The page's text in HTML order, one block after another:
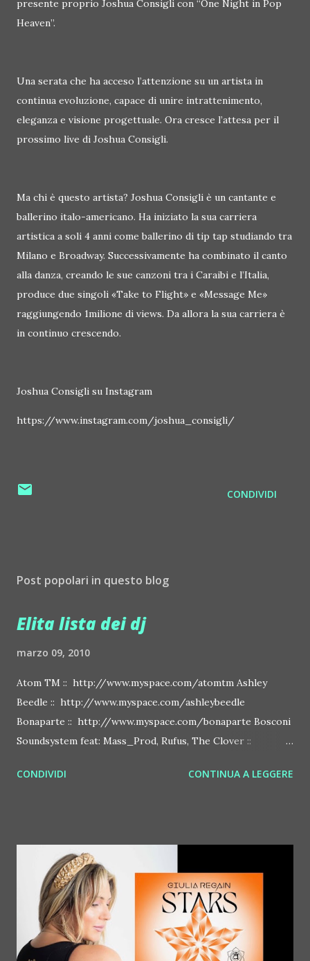
presente proprio Joshua Consigli con “One Night in Pop
Heaven”.
Una serata che ha acceso l’attenzione su un artista in
continua evoluzione, capace di unire intrattenimento,
eleganza e visione progettuale. Ora cresce l’attesa per il
prossimo live di Joshua Consigli.
Ma chi è questo artista? Joshua Consigli è un cantante e
ballerino italo-americano. Ha iniziato la sua carriera
artistica a soli 4 anni come ballerino di tip tap studiando tra
Milano e Broadway. Successivamente ha combinato il canto
alla danza, creando le sue canzoni tra i Caraibi e l’Italia,
produce due singoli «Take to Flight» e «Message Me»
raggiungendo 1milione di views. Da allora la sua carriera è
in continuo crescendo.
Joshua Consigli su Instagram
https://www.instagram.com/joshua_consigli/
CONDIVIDI
Post popolari in questo blog
Elita lista dei dj
marzo 09, 2010
Atom TM :: http://www.myspace.com/atomtm Ashley
Beedle :: http://www.myspace.com/ashleybeedle
Bonaparte :: http://www.myspace.com/bonaparte Bosconi
Soundsystem feat: Mass_Prod, Rufus, The Clover ::
http://www.myspace.com/benderbyetone Chapelier Fou ::
Deian :: http://www.myspace.com/deiansong Dixon ::
http://www.myspace.com/justdixon Frivolous ::
http://www.myspace.com/frivolouslive Frost ::
http://www.myspace.com/frostnorway Gonzales ::
http://www.myspace.com/gonzpiration Italian Laptop
Orchestra feat. Alessio Bertallot Jimmy Edgar ::
CONDIVIDI CONTINUA A LEGGERE